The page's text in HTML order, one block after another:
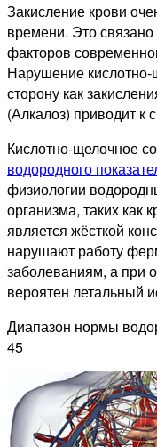
Закисление крови
времени. Это
факторов
Нарушение
сторону как
(Алкалоз) приводит к
Кислотно-щелочное
водородного
физиологии
организма, таких как
является жёсткой
нарушают работу
заболеваниям, а при
вероятен летальный
Диапазон нормы
45